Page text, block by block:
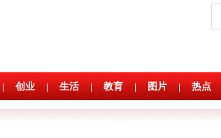
创业 生活 教育 图片 热点